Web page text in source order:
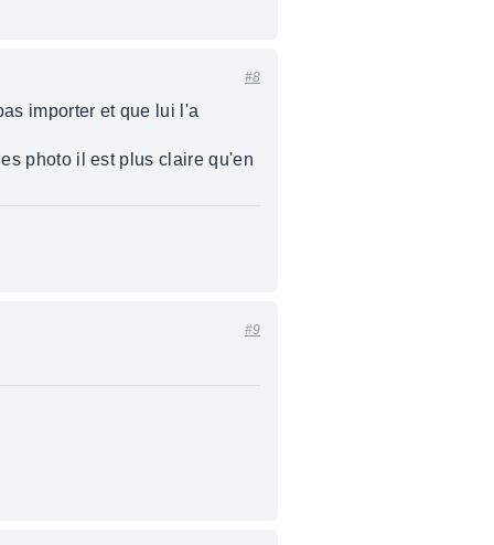
#8
importer et que lui l'a
photo il est plus claire qu'en
#9